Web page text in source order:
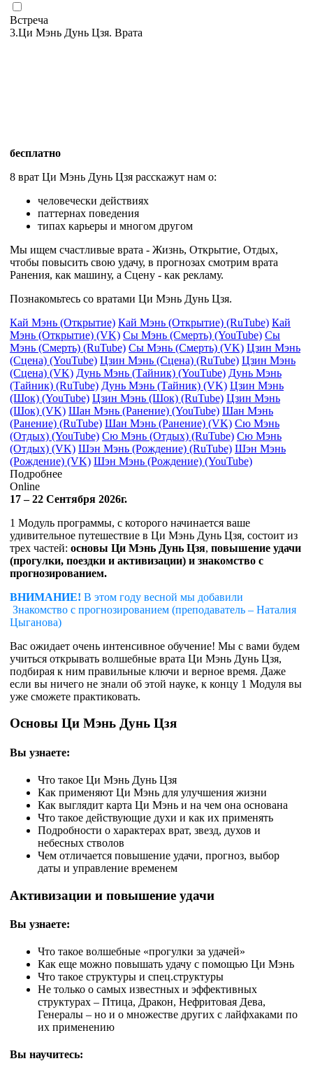
Встреча
3.Ци Мэнь Дунь Цзя. Врата
бесплатно
8 врат Ци Мэнь Дунь Цзя расскажут нам о:
человечески действиях
паттернах поведения
типах карьеры и многом другом
Мы ищем счастливые врата - Жизнь, Открытие, Отдых,
чтобы повысить свою удачу, в прогнозах смотрим врата
Ранения, как машину, а Сцену - как рекламу.
Познакомьтесь со вратами Ци Мэнь Дунь Цзя.
Кай Мэнь (Открытие) Кай Мэнь (Открытие) (RuTube) Кай
Мэнь (Открытие) (VK) Сы Мэнь (Смерть) (YouTube) Сы
Мэнь (Смерть) (RuTube) Сы Мэнь (Смерть) (VK) Цзин Мэнь
(Сцена) (YouTube) Цзин Мэнь (Сцена) (RuTube) Цзин Мэнь
(Сцена) (VK) Дунь Мэнь (Тайник) (YouTube) Дунь Мэнь
(Тайник) (RuTube) Дунь Мэнь (Тайник) (VK) Цзин Мэнь
(Шок) (YouTube) Цзин Мэнь (Шок) (RuTube) Цзин Мэнь
(Шок) (VK) Шан Мэнь (Ранение) (YouTube) Шан Мэнь
(Ранение) (RuTube) Шан Мэнь (Ранение) (VK) Сю Мэнь
(Отдых) (YouTube) Сю Мэнь (Отдых) (RuTube) Сю Мэнь
(Отдых) (VK) Шэн Мэнь (Рождение) (RuTube) Шэн Мэнь
(Рождение) (VK) Шэн Мэнь (Рождение) (YouTube)
Подробнее
Online
17 – 22 Сентября 2026г.
1 Модуль программы, с которого начинается ваше
удивительное путешествие в Ци Мэнь Дунь Цзя, состоит из
трех частей: основы Ци Мэнь Дунь Цзя, повышение удачи
(прогулки, поездки и активизации) и знакомство с
прогнозированием.
ВНИМАНИЕ! В этом году весной мы добавили
Знакомство с прогнозированием (преподаватель – Наталия
Цыганова)
Вас ожидает очень интенсивное обучение! Мы с вами будем
учиться открывать волшебные врата Ци Мэнь Дунь Цзя,
подбирая к ним правильные ключи и верное время. Даже
если вы ничего не знали об этой науке, к концу 1 Модуля вы
уже сможете практиковать.
Основы Ци Мэнь Дунь Цзя
Вы узнаете:
Что такое Ци Мэнь Дунь Цзя
Как применяют Ци Мэнь для улучшения жизни
Как выглядит карта Ци Мэнь и на чем она основана
Что такое действующие духи и как их применять
Подробности о характерах врат, звезд, духов и
небесных стволов
Чем отличается повышение удачи, прогноз, выбор
даты и управление временем
Активизации и повышение удачи
Вы узнаете:
Что такое волшебные «прогулки за удачей»
Как еще можно повышать удачу с помощью Ци Мэнь
Что такое структуры и спец.структуры
Не только о самых известных и эффективных
структурах – Птица, Дракон, Нефритовая Дева,
Генералы – но и о множестве других с лайфхаками по
их применению
Вы научитесь: